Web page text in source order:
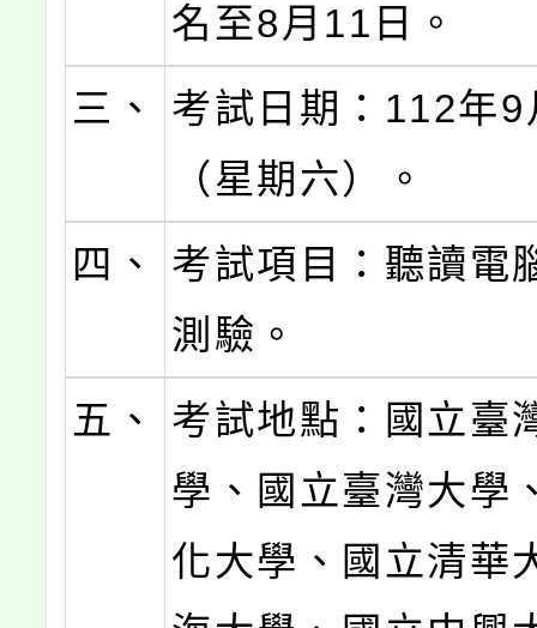
名至8月11日。
三、
考試日期：112年9
（星期六）。
四、
考試項目：聽讀電
測驗。
五、
考試地點：國立臺
學、國立臺灣大學
化大學、國立清華